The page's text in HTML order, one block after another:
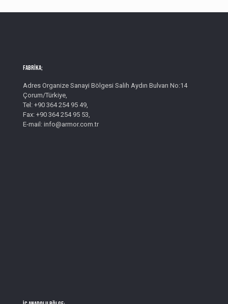
Fabrika;
Adres Organize Sanayi Bölgesi Salih Aydın Bulvarı No:14
Çorum/Türkiye,
Tel: +90 364 254 95 49,
Fax: +90 364 254 95 53,
E-mail: info@armor.com.tr